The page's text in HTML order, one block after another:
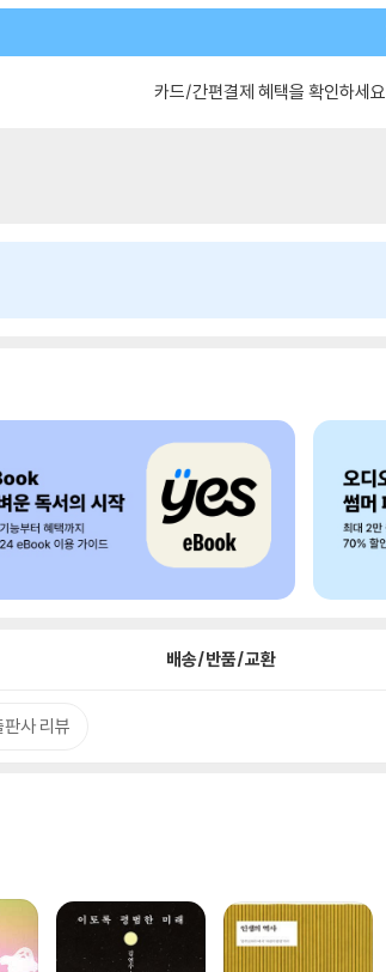
카드/간편결제 혜택을 확인하세요
배송/반품/교환
판사 리뷰